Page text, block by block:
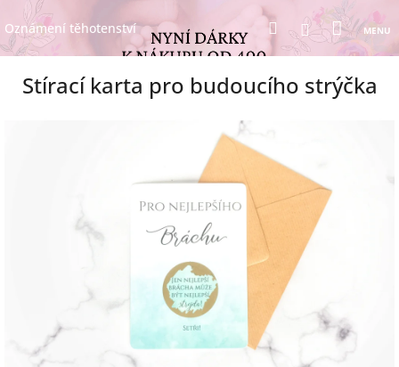
Přejít
na
obsah
Oznámení těhotenství HledatPřihlášení
košík
Stírací karta pro budoucího strýčka